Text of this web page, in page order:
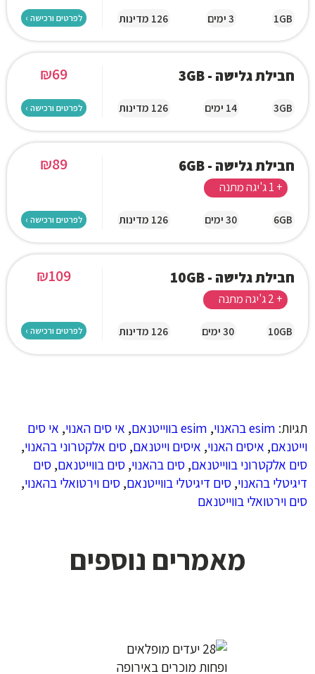
1GB 3 ימים 126 מדינות לפרטים ורכישה ›
חבילת גלישה - 3GB
3GB 14 ימים 126 מדינות
₪69
לפרטים ורכישה ›
חבילת גלישה - 6GB
+ 1 ג'יגה מתנה
6GB 30 ימים 126 מדינות
₪89
לפרטים ורכישה ›
חבילת גלישה - 10GB
+ 2 ג'יגה מתנה
10GB 30 ימים 126 מדינות
₪109
לפרטים ורכישה ›
תגיות: esim בהאנוי , esim בווייטנאם , אי סים האנוי, אי סים
וייטנאם, איסים האנוי, איסים וייטנאם,סים אלקטרוני בהאנוי,
סים אלקטרוני בווייטנאם,סים בהאנוי,סים בווייטנאם,סים
דיגיטלי בהאנוי,סים דיגיטלי בווייטנאם,סים וירטואלי בהאנוי,
סים וירטואלי בווייטנאם
מאמרים נוספים